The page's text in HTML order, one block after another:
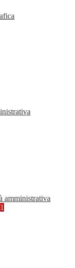
amministrativa
1